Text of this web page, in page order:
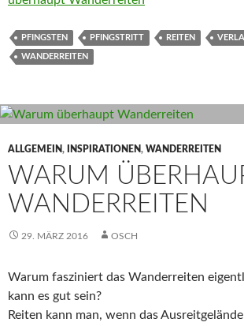
PFINGSTEN PFINGSTRITT REITEN
WANDERREITEN
ALLGEMEIN, INSPIRATIONEN, WANDERREITEN
WARUM
WANDERREITEN
29. MÄRZ 2016 OSCH
Warum fasziniert das Wanderreiten
kann es gut sein?
Reiten kann man, wenn das